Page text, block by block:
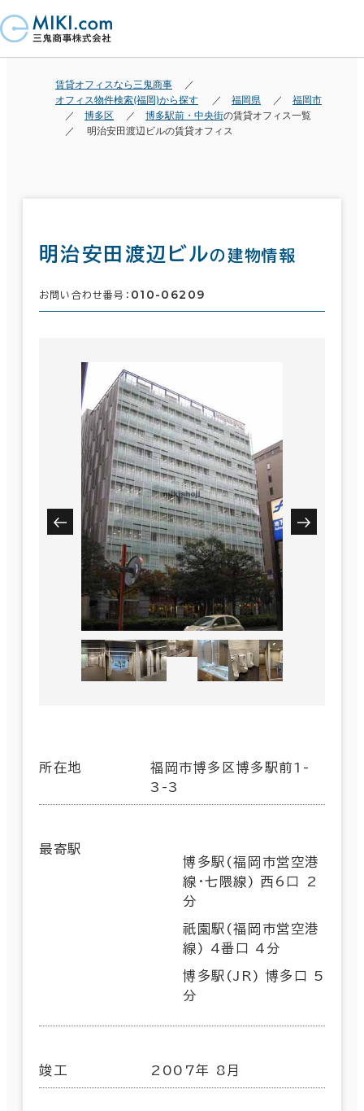
賃貸オフィスなら三鬼商事
オフィス物件検索(福岡)から探す
福岡県
福岡市
博多区
博多駅前・中央街の賃貸オフィス一覧
明治安田渡辺ビルの賃貸オフィス
明治安田渡辺ビルの建物情報
お問い合わせ番号： 010-06209
所在地
福岡市博多区博多駅前1-
3-3
最寄駅
博多駅(福岡市営空港
線･七隈線) 西6口 2
分
祇園駅(福岡市営空港
線) 4番口 4分
博多駅(JR) 博多口 5
分
竣工 2007年 8月